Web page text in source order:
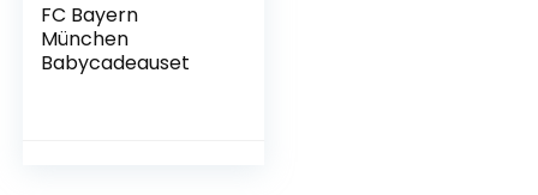
FC Bayern
München
Babycadeauset